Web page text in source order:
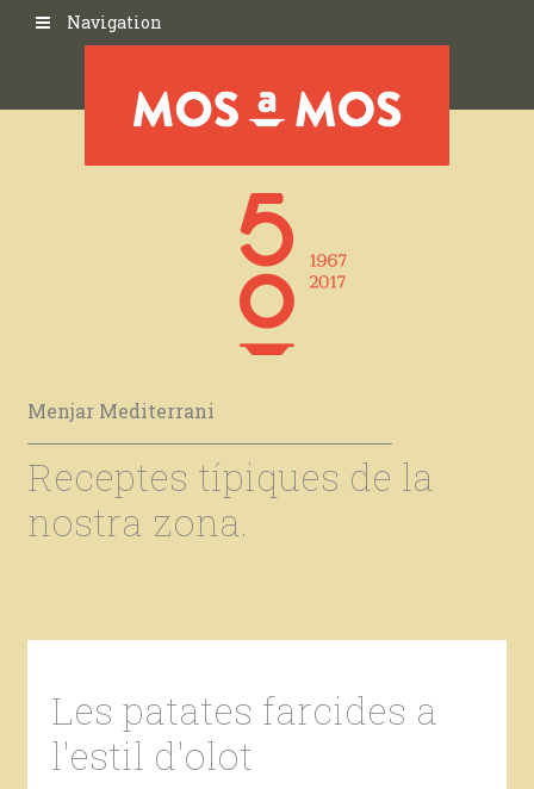
Navigation
Menjar Mediterrani
Receptes típiques de la
nostra zona.
Les patates farcides a
l'estil d'olot